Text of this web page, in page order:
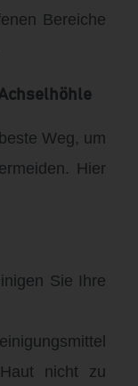
Bereiche
Weg, um
Hier
Sie Ihre
nicht zu